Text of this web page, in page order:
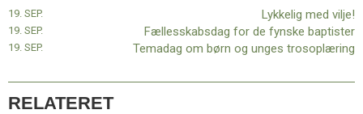
Lykkelig med vilje!
19. SEP.
Fællesskabsdag for de fynske baptister
19. SEP.
Temadag om børn og unges trosoplæring
19. SEP.
RELATERET